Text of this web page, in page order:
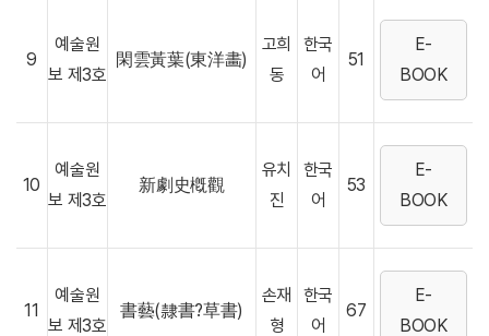
9
예술원
보 제3호
閑雲黃葉(東洋畵)
고희
동
한국
어
51
E-
BOOK
10
예술원
보 제3호
新劇史槪觀
유치
진
한국
어
53
E-
BOOK
11
예술원
보 제3호
書藝(隸書?草書)
손재
형
한국
어
67
E-
BOOK